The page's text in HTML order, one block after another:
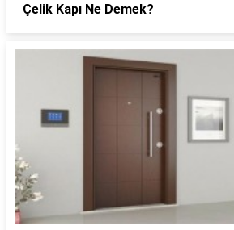
Çelik Kapı Ne Demek?